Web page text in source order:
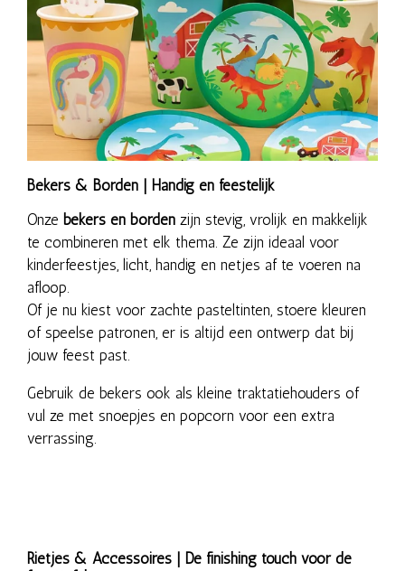
Bekers & Borden | Handig en feestelijk
Onze bekers en borden zijn stevig, vrolijk en makkelijk
te combineren met elk thema. Ze zijn ideaal voor
kinderfeestjes, licht, handig en netjes af te voeren na
afloop.
Of je nu kiest voor zachte pasteltinten, stoere kleuren
of speelse patronen, er is altijd een ontwerp dat bij
jouw feest past.
Gebruik de bekers ook als kleine traktatiehouders of
vul ze met snoepjes en popcorn voor een extra
verrassing.
Rietjes & Accessoires | De finishing touch voor de